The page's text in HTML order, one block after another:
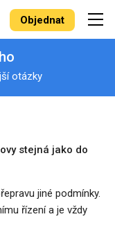
Objednat
otázky
stejná jako do
jiné podmínky.
řízení a je vždy